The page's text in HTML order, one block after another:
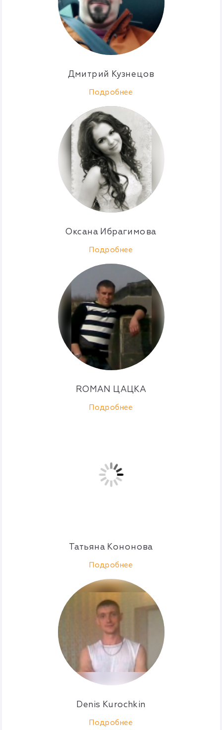
Дмитрий Кузнецов
Подробнее
Оксана Ибрагимова
Подробнее
ROMAN ЦАЦКА
Подробнее
Татьяна Кононова
Подробнее
Denis Kurochkin
Подробнее